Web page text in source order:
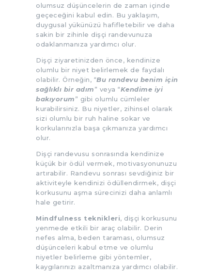
olumsuz düşüncelerin de zaman içinde
geçeceğini kabul edin. Bu yaklaşım,
duygusal yükünüzü hafifletebilir ve daha
sakin bir zihinle dişçi randevunuza
odaklanmanıza yardımcı olur.
Dişçi ziyaretinizden önce, kendinize
olumlu bir niyet belirlemek de faydalı
olabilir. Örneğin, “Bu randevu benim için
sağlıklı bir adım” veya “Kendime iyi
bakıyorum” gibi olumlu cümleler
kurabilirsiniz. Bu niyetler, zihinsel olarak
sizi olumlu bir ruh haline sokar ve
korkularınızla başa çıkmanıza yardımcı
olur.
Dişçi randevusu sonrasında kendinize
küçük bir ödül vermek, motivasyonunuzu
artırabilir. Randevu sonrası sevdiğiniz bir
aktiviteyle kendinizi ödüllendirmek, dişçi
korkusunu aşma sürecinizi daha anlamlı
hale getirir.
Mindfulness teknikleri, dişçi korkusunu
yenmede etkili bir araç olabilir. Derin
nefes alma, beden taraması, olumsuz
düşünceleri kabul etme ve olumlu
niyetler belirleme gibi yöntemler,
kaygılarınızı azaltmanıza yardımcı olabilir.